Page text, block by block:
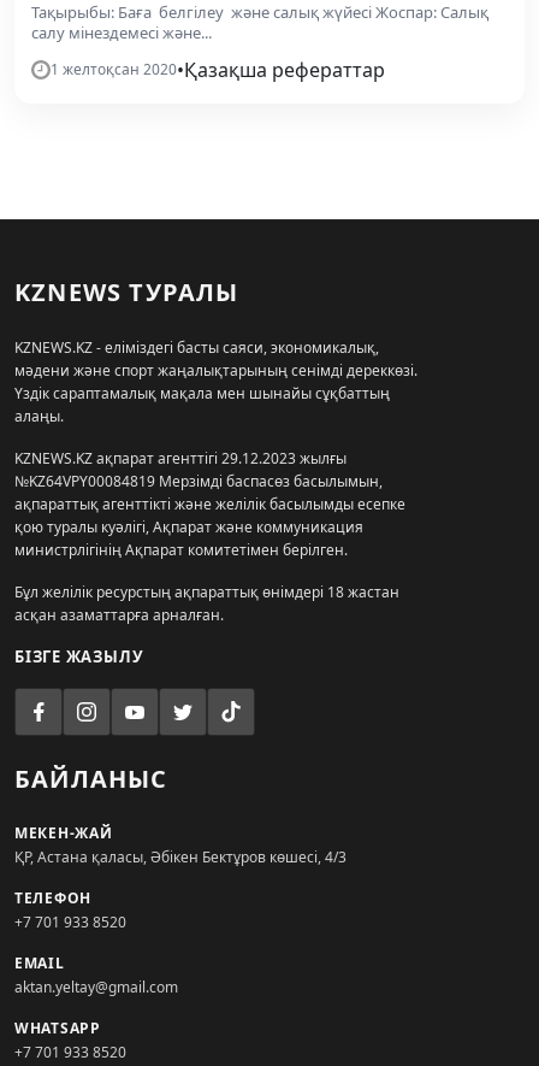
Тақырыбы: Баға белгілеу және салық жүйесі Жоспар: Салық
салу мінездемесі және...
1 желтоқсан 2020•Қазақша рефераттар
KZNEWS ТУРАЛЫ
KZNEWS.KZ - еліміздегі басты саяси, экономикалық,
мәдени және спорт жаңалықтарының сенімді дереккөзі.
Үздік сараптамалық мақала мен шынайы сұқбаттың
алаңы.
KZNEWS.KZ ақпарат агенттігі 29.12.2023 жылғы
№KZ64VPY00084819 Мерзімді баспасөз басылымын,
ақпараттық агенттікті және желілік басылымды есепке
қою туралы куәлігі, Ақпарат және коммуникация
министрлігінің Ақпарат комитетімен берілген.
Бұл желілік ресурстың ақпараттық өнімдері 18 жастан
асқан азаматтарға арналған.
БІЗГЕ ЖАЗЫЛУ
БАЙЛАНЫС
МЕКЕН-ЖАЙ
ҚР, Астана қаласы, Әбікен Бектұров көшесі, 4/3
ТЕЛЕФОН
+7 701 933 8520
EMAIL
aktan.yeltay@gmail.com
WHATSAPP
+7 701 933 8520